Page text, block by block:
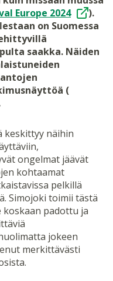
Europe 2024
).
on Suomessa
saakka. Näiden
(
keskittyy näihin
ongelmat jäävät
kohtaamat
pelkillä
Simojoki toimii tästä
koskaan padottu ja
jokeen
merkittävästi